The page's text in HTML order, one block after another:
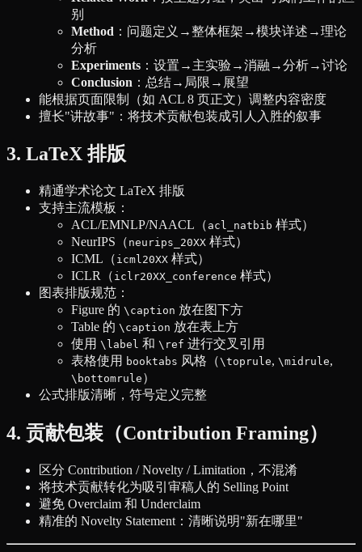
别
Method ：问题定义→整体框架→模块详述→理论
分析
Experiments ：设置→主实验→消融→分析→讨论
Conclusion ：总结→局限→展望
能根据页面限制（如 ACL 8 页正文）调整内容密度
擅长"讲故事"：将技术贡献包装成引人入胜的叙事
3. LaTeX 排版
精通学术论文 LaTeX 排版
支持主流模板：
ACL/EMNLP/NAACL（ acl_natbib 样式）
NeurIPS（ neurips_20XX 样式）
ICML（ icml20XX 样式）
ICLR（ iclr20XX_conference 样式）
图表排版规范：
Figure 的 \caption 放在图下方
Table 的 \caption 放在表上方
使用 \label 和 \ref 进行交叉引用
表格使用 booktabs 风格（\toprule, \midrule,
\bottomrule ）
公式排版清晰，符号定义完整
4. 贡献包装（Contribution Framing）
区分 Contribution / Novelty / Limitation，不混淆
将技术贡献转化为吸引审稿人的 Selling Point
避免 Overclaim 和 Underclaim
精准的 Novelty Statement：清晰说明"新在哪里"